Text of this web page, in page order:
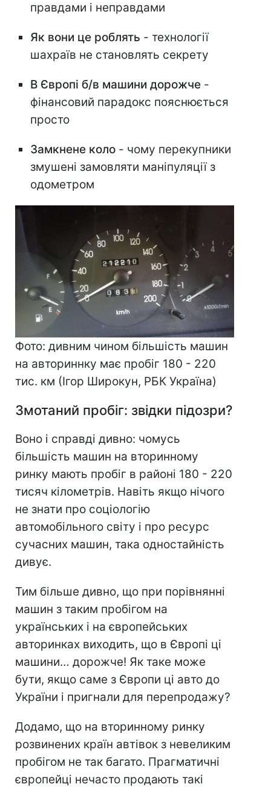
правдами і неправдами
Як вони це роблять - технології
шахраїв не становлять секрету
В Європі б/в машини дорожче -
фінансовий парадокс пояснюється
просто
Замкнене коло - чому перекупники
змушені замовляти маніпуляції з
одометром
Фото: дивним чином більшість машин
на авториннку має пробіг 180 - 220
тис. км (Ігор Широкун, РБК Україна)
Змотаний пробіг: звідки підозри?
Воно і справді дивно: чомусь
більшість машин на вторинному
ринку мають пробіг в районі 180 - 220
тисяч кілометрів. Навіть якщо нічого
не знати про соціологію
автомобільного світу і про ресурс
сучасних машин, така одностайність
дивує.
Тим більше дивно, що при порівнянні
машин з таким пробігом на
українських і на європейських
авторинках виходить, що в Європі ці
машини… дорожче! Як таке може
бути, якщо саме з Європи ці авто до
України і пригнали для перепродажу?
Додамо, що на вторинному ринку
розвинених країн автівок з невеликим
пробігом не так багато. Прагматичні
європейці нечасто продають такі